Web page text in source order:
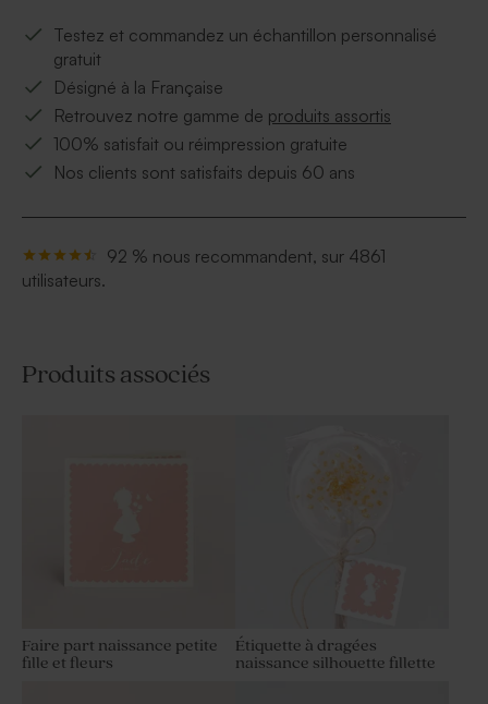
Testez et commandez un échantillon personnalisé
gratuit
Désigné à la Française
Retrouvez notre gamme de produits assortis
100% satisfait ou réimpression gratuite
Nos clients sont satisfaits depuis 60 ans
92 % nous recommandent, sur 4861
utilisateurs.
Produits associés
Faire part naissance petite
fille et fleurs
Étiquette à dragées
naissance silhouette fillette